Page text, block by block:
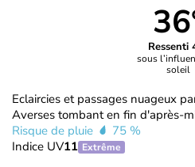
Ressenti
sous
soleil
Eclaircies et passages nuageux
Averses tombant en fin d'après-
Risque de pluie
75 %
Indice UV11 Extrême